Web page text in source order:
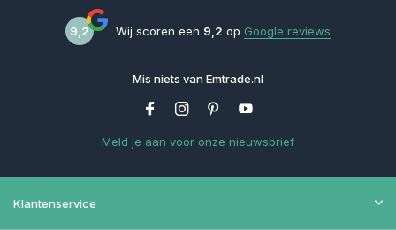
9,2 Wij scoren een 9,2 op Google reviews
Mis niets van Emtrade.nl
Meld je aan voor onze nieuwsbrief
Klantenservice